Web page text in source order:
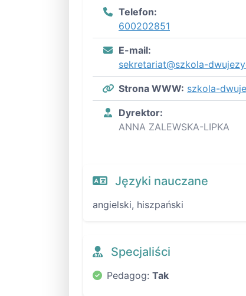
Telefon:
600202851
E-mail:
sekretariat@szkola-
Strona WWW: szkola-
Dyrektor:
ANNA ZALEWSKA-LIPKA
Języki nauczane
angielski, hiszpański
Specjaliści
Pedagog: Tak